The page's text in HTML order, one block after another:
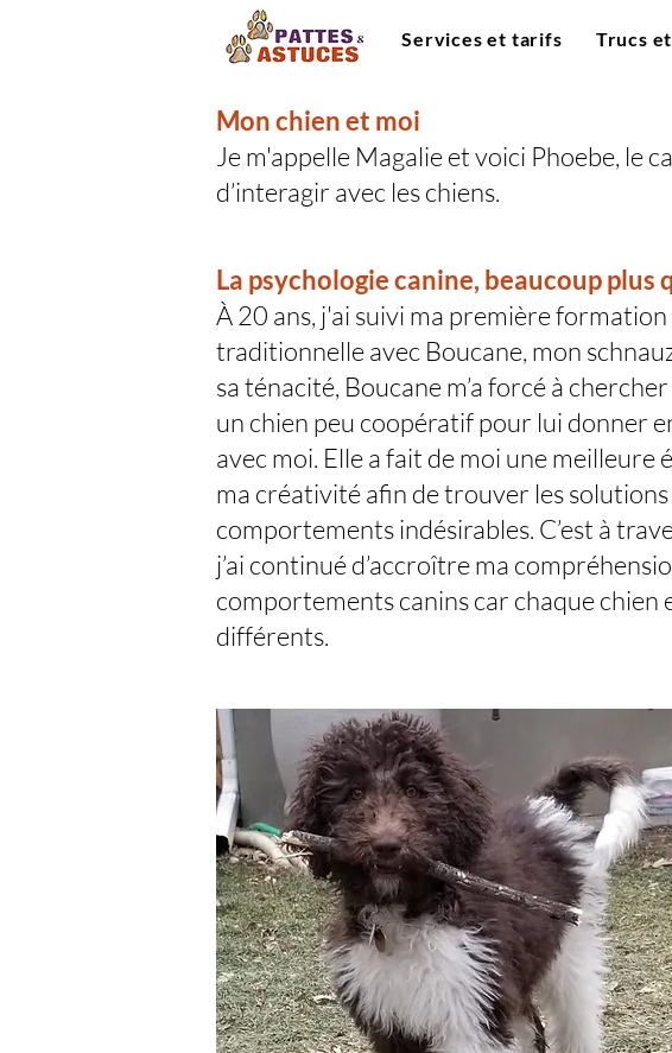
Services et tarifs Trucs
Mon chien et moi
Je m'appelle Magalie et voici Phoebe, le
d’interagir avec les chiens.
La psychologie canine, beaucoup plus
À 20 ans, j'ai suivi ma première
traditionnelle avec Boucane, mon
sa ténacité, Boucane m’a forcé à
un chien peu coopératif pour lui donner
avec moi. Elle a fait de moi une
ma créativité afin de trouver les
comportements indésirables. C’est à
j’ai continué d’accroître ma
comportements canins car chaque chien
différents.